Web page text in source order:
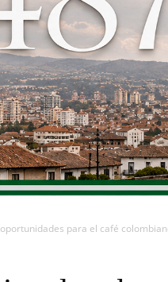
para el café